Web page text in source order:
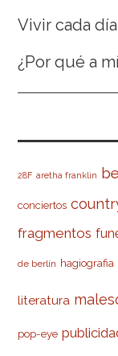
Vivir cada
¿Por qué a
28F aretha franklin
conciertos
fragmentos
de berlín hagiografia
literatura
pop-eye